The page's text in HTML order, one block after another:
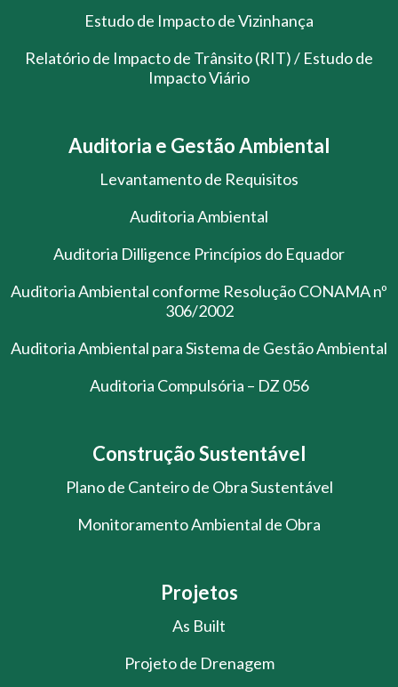
Estudo de Impacto de Vizinhança
Relatório de Impacto de Trânsito (RIT) / Estudo de
Impacto Viário
Auditoria e Gestão Ambiental
Levantamento de Requisitos
Auditoria Ambiental
Auditoria Dilligence Princípios do Equador
Auditoria Ambiental conforme Resolução CONAMA nº
306/2002
Auditoria Ambiental para Sistema de Gestão Ambiental
Auditoria Compulsória – DZ 056
Construção Sustentável
Plano de Canteiro de Obra Sustentável
Monitoramento Ambiental de Obra
Projetos
As Built
Projeto de Drenagem